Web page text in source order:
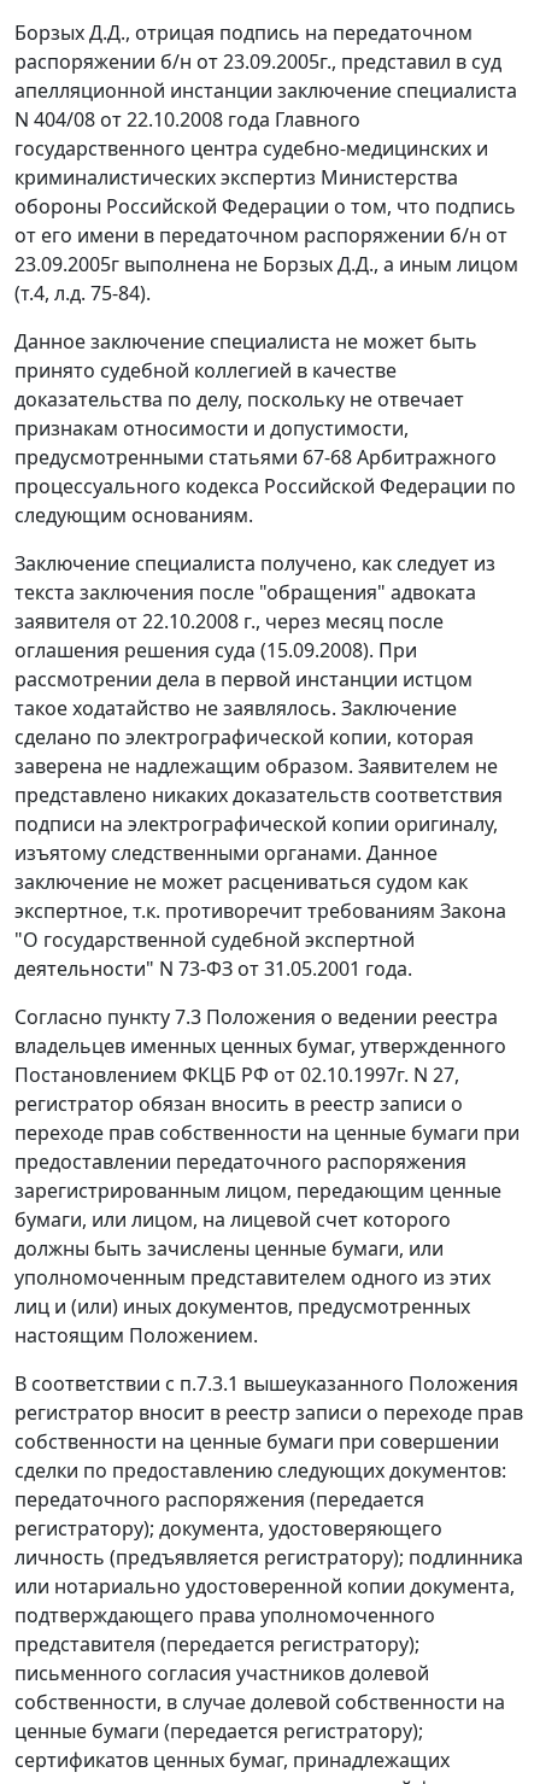
Борзых Д.Д., отрицая подпись на передаточном
распоряжении б/н от 23.09.2005г., представил в суд
апелляционной инстанции заключение специалиста
N 404/08 от 22.10.2008 года Главного
государственного центра судебно-медицинских и
криминалистических экспертиз Министерства
обороны Российской Федерации о том, что подпись
от его имени в передаточном распоряжении б/н от
23.09.2005г выполнена не Борзых Д.Д., а иным лицом
(т.4, л.д. 75-84).
Данное заключение специалиста не может быть
принято судебной коллегией в качестве
доказательства по делу, поскольку не отвечает
признакам относимости и допустимости,
предусмотренными статьями 67-68Арбитражного
процессуального кодекса Российской Федерации по
следующим основаниям.
Заключение специалиста получено, как следует из
текста заключения после "обращения" адвоката
заявителя от 22.10.2008 г., через месяц после
оглашения решения суда (15.09.2008). При
рассмотрении дела в первой инстанции истцом
такое ходатайство не заявлялось. Заключение
сделано по электрографической копии, которая
заверена не надлежащим образом. Заявителем не
представлено никаких доказательств соответствия
подписи на электрографической копии оригиналу,
изъятому следственными органами. Данное
заключение не может расцениваться судом как
экспертное, т.к. противоречит требованиям Закона
"О государственной судебной экспертной
деятельности" N 73-ФЗ от 31.05.2001 года.
Согласно пункту 7.3 Положения о ведении реестра
владельцев именных ценных бумаг, утвержденного
Постановлением ФКЦБ РФ от 02.10.1997г. N 27,
регистратор обязан вносить в реестр записи о
переходе прав собственности на ценные бумаги при
предоставлении передаточного распоряжения
зарегистрированным лицом, передающим ценные
бумаги, или лицом, на лицевой счет которого
должны быть зачислены ценные бумаги, или
уполномоченным представителем одного из этих
лиц и (или) иных документов, предусмотренных
настоящим Положением.
В соответствии с п.7.3.1 вышеуказанного Положения
регистратор вносит в реестр записи о переходе прав
собственности на ценные бумаги при совершении
сделки по предоставлению следующих документов:
передаточного распоряжения (передается
регистратору); документа, удостоверяющего
личность (предъявляется регистратору); подлинника
или нотариально удостоверенной копии документа,
подтверждающего права уполномоченного
представителя (передается регистратору);
письменного согласия участников долевой
собственности, в случае долевой собственности на
ценные бумаги (передается регистратору);
сертификатов ценных бумаг, принадлежащих